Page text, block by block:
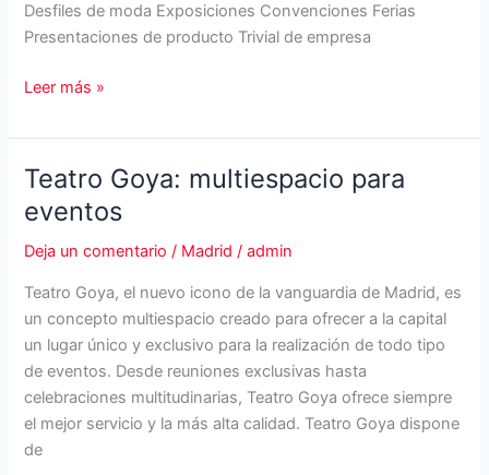
Desfiles de moda Exposiciones Convenciones Ferias
Presentaciones de producto Trivial de empresa
West
Studios
Leer más »
Teatro Goya: multiespacio para
eventos
Deja un comentario / Madrid /admin
Teatro Goya, el nuevo icono de la vanguardia de Madrid, es
un concepto multiespacio creado para ofrecer a la capital
un lugar único y exclusivo para la realización de todo tipo
de eventos. Desde reuniones exclusivas hasta
celebraciones multitudinarias, Teatro Goya ofrece siempre
el mejor servicio y la más alta calidad. Teatro Goya dispone
de